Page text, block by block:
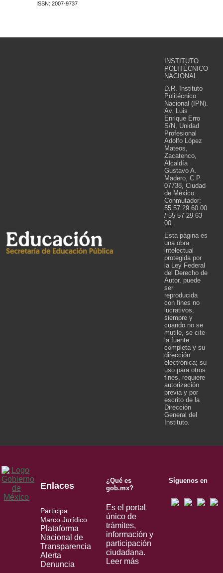
ISSN: 2007-9737
INSTITUTO
POLITÉCNICO
NACIONAL
D.R. Instituto
Politécnico
Nacional (IPN).
Av. Luis
Enrique Erro
S/N, Unidad
Profesional
Adolfo López
Mateos,
Zacatenco,
Alcaldía
Gustavo A.
Madero, C.P.
07738, Ciudad
de México.
Conmutador:
55 57 29 60 00
/ 55 57 29 63
00.
Esta página es
una obra
intelectual
protegida por
la Ley Federal
del Derecho de
Autor, puede
ser
reproducida
con fines no
lucrativos,
siempre y
cuando no se
mutile, se cite
la fuente
completa y su
dirección
electrónica; su
uso para otros
fines, requiere
autorización
previa y por
escrito de la
Dirección
General del
Instituto.
Enlaces
Participa
Marco Jurídico
Plataforma
Nacional de
Transparencia
Alerta
Denuncia
¿Qué es
gob.mx?
Es el portal
único de
trámites,
información y
participación
ciudadana.
Leer más
Síguenos en